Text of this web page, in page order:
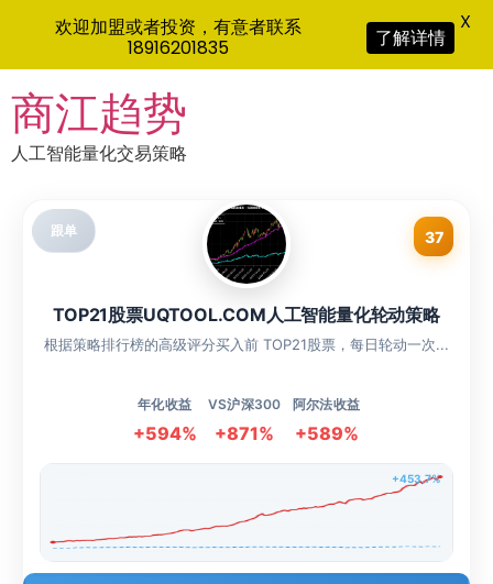
to
content
商江趋势
人工智能量化交易策略
跟单 37
TOP21股票UQTOOL.COM人工智能量化轮动策略
根据策略排行榜的高级评分买入前 TOP21股票，每日轮动一次...
年化收益
+594%
VS沪深300
+871%
阿尔法收益
+589%
+453.7%
欢迎加盟或者投资，有意者联系
18916201835
了解详情
X